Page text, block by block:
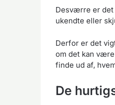
Desværre er det
ukendte eller
Derfor er det
om det kan
finde ud af,
De